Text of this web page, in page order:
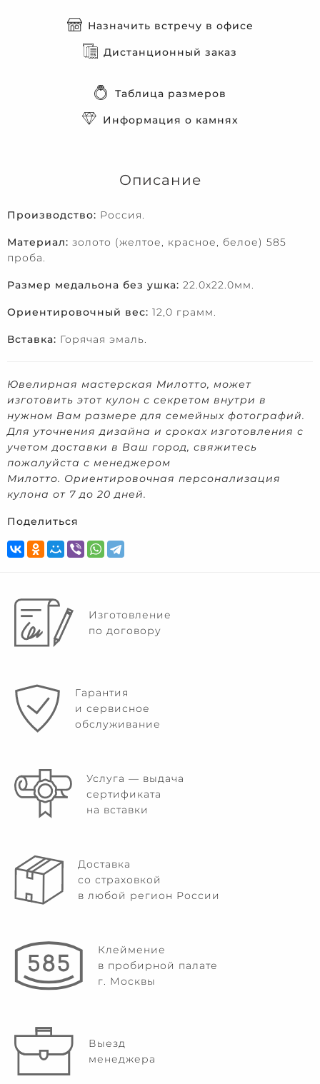
Назначить встречу в офисе
Дистанционный заказ
Таблица размеров
Информация о камнях
Описание
Производство: Россия.
Материал: золото (желтое, красное, белое) 585
проба.
Размер медальона без ушка: 22.0х22.0мм.
Ориентировочный вес: 12,0 грамм.
Вставка: Горячая эмаль.
Ювелирная мастерская Милотто, может
изготовить этот кулон с секретом внутри в
нужном Вам размере для семейных фотографий.
Для уточнения дизайна и сроках изготовления с
учетом доставки в Ваш город, свяжитесь
пожалуйста с менеджером
Милотто. Ориентировочная персонализация
кулона от 7 до 20 дней.
Поделиться
Изготовление
по договору
Гарантия
и сервисное
обслуживание
Услуга — выдача
сертификата
на вставки
Доставка
со страховкой
в любой регион России
Клеймение
в пробирной палате
г. Москвы
Выезд
менеджера